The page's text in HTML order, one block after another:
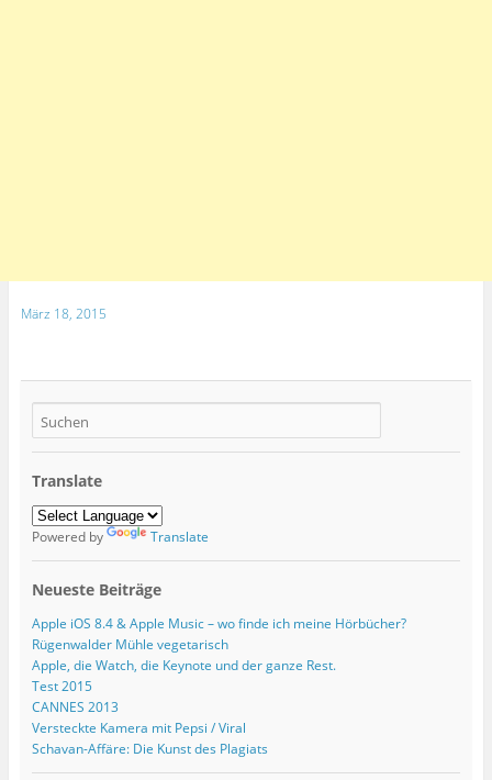
März 18, 2015
Translate
Powered by Translate
Neueste Beiträge
Apple iOS 8.4 & Apple Music – wo finde ich meine Hörbücher?
Rügenwalder Mühle vegetarisch
Apple, die Watch, die Keynote und der ganze Rest.
Test 2015
CANNES 2013
Versteckte Kamera mit Pepsi / Viral
Schavan-Affäre: Die Kunst des Plagiats